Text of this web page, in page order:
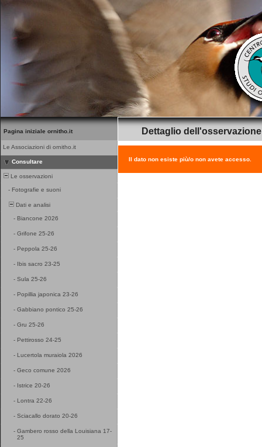
Pagina iniziale ornitho.it
Le Associazioni di ornitho.it
Consultare
Le osservazioni
- Fotografie e suoni
Dati e analisi
- Biancone 2026
- Grifone 25-26
- Peppola 25-26
- Ibis sacro 23-25
- Sula 25-26
- Popillia japonica 23-26
- Gabbiano pontico 25-26
- Gru 25-26
- Pettirosso 24-25
- Lucertola muraiola 2026
- Geco comune 2026
- Istrice 20-26
- Lontra 22-26
- Sciacallo dorato 20-26
- Gambero rosso della Louisiana 17-
25
Dettaglio dell'osservazione
Il dato non esiste più/o non avete accesso.